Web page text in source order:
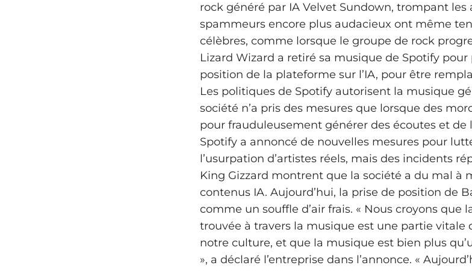
rock généré par IA Velvet Sundown, trompant les
spammeurs encore plus audacieux ont même
célèbres, comme lorsque le groupe de rock
Lizard Wizard a retiré sa musique de Spotify
position de la plateforme sur l’IA, pour être
Les politiques de Spotify autorisent la musique
société n’a pris des mesures que lorsque des
pour frauduleusement générer des écoutes et de
Spotify a annoncé de nouvelles mesures pour
l’usurpation d’artistes réels, mais des incidents
King Gizzard montrent que la société a du mal à
contenus IA. Aujourd’hui, la prise de position de
comme un souffle d’air frais. « Nous croyons que
trouvée à travers la musique est une partie vitale
notre culture, et que la musique est bien plus
», a déclaré l’entreprise dans l’annonce. «